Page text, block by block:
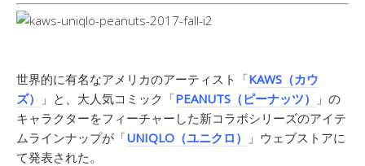
世界的に有名なアメリカのアーティスト「KAWS（カウ
ズ）
」と、大人気コミック「PEANUTS（ピーナッツ）
」の
キャラクターをフィーチャーした新コラボシリーズのアイテ
ムラインナップが「UNIQLO（ユニクロ）
」ウェブストアに
て発表された。